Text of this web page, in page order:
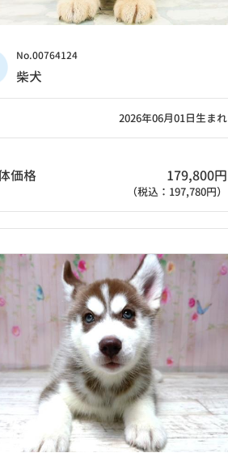
No.00764124
柴犬
2026年06月01日生まれ
価格 179,800円
（税込：197,780円）